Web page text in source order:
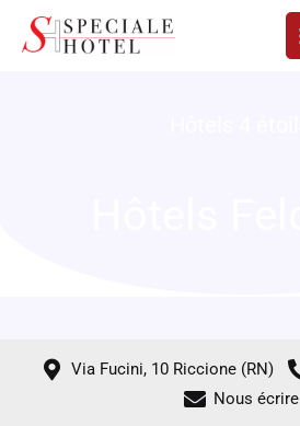
Via Fucini, 10 Riccione (RN)
Nous écrire